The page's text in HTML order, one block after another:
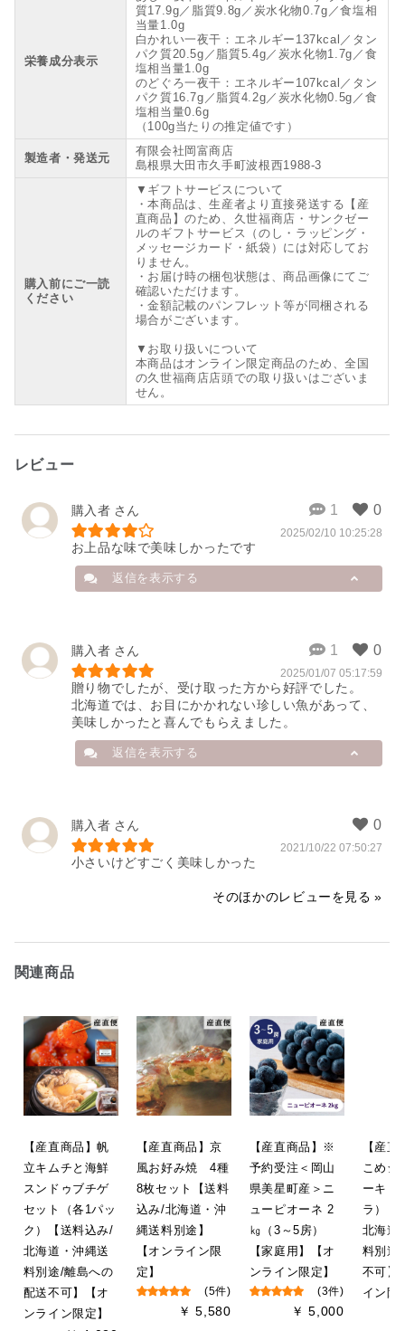
栄養成分表示
質17.9g／脂質9.8g／炭水化物0.7g／食塩相
当量1.0g
白かれい一夜干：エネルギー137kcal／タン
パク質20.5g／脂質5.4g／炭水化物1.7g／食
塩相当量1.0g
のどぐろ一夜干：エネルギー107kcal／タン
パク質16.7g／脂質4.2g／炭水化物0.5g／食
塩相当量0.6g
（100g当たりの推定値です）
製造者・発送元
有限会社岡富商店
島根県大田市久手町波根西1988-3
購入前にご一読
ください
▼ギフトサービスについて
・本商品は、生産者より直接発送する【産
直商品】のため、久世福商店・サンクゼー
ルのギフトサービス（のし・ラッピング・
メッセージカード・紙袋）には対応してお
りません。
・お届け時の梱包状態は、商品画像にてご
確認いただけます。
・金額記載のパンフレット等が同梱される
場合がございます。
▼お取り扱いについて
本商品はオンライン限定商品のため、全国
の久世福商店店頭での取り扱いはございま
せん。
レビュー
購入者
2025/02/10 10:25:28
お上品な味で美味しかったです
返信を表示する
店舗から
おかとみでございます。
レビューいただきありがとうござい
ます、無事に届いたようで何よりで
す。
当店では低塩熟成製法という低塩度
お気に入りいただけたようで嬉しい
限りでございます。
お願いいたします。
購入者
2025/01/07 05:17:59
贈り物でしたが、受け取った方から好評でした。
北海道では、お目にかかれない珍しい魚があって、
返信を表示する
この度は当店をご利用いただき誠に
ありがとうございます。
りがとうございます。
変化があって魚って本当におもしろ
いです。
また、ご縁がございましたらよろし
2025/01/08 02:51:19
購入者
2021/10/22 07:50:27
小さいけどすごく美味しかった
そのほかのレビューを見る
関連商品
【産直商品】帆
立キムチと海鮮
スンドゥブチゲ
セット（各1パッ
ク）【送料込み/
北海道・沖縄送
料別途/離島への
配送不可】【オ
ンライン限定】
【産直商品】京
風お好み焼 4種
8枚セット【送料
込み/北海道・沖
縄送料別途】
【オンライン限
定】
(5件)
￥ 5,580
【産直商品】※
予約受注＜岡山
県美星町産＞ニ
ューピオーネ 2
㎏（3～5房）
【家庭用】【オ
ンライン限定】
(3件)
￥ 5,000
【産
こめシ
ーキ（
ラ）【
北海道
料別途
不可】
イン限